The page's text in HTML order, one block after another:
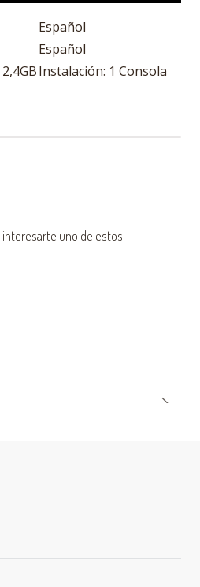
Español
Español
Instalación: 1 Consola
uno de estos